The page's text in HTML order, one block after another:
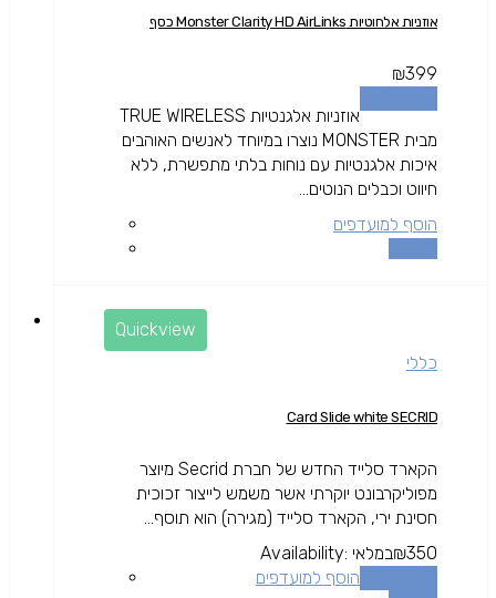
אוזניות אלחוטיות Monster Clarity HD AirLinks כסף
₪399
אוזניות אלגנטיות TRUE WIRELESS
מבית MONSTER נוצרו במיוחד לאנשים האוהבים
איכות אלגנטיות עם נוחות בלתי מתפשרת, ללא
חיווט וכבלים הנוטים...
הוסף למועדפים
Quickview
כללי
Card Slide white SECRID
הקארד סלייד החדש של חברת Secrid מיוצר
מפוליקרבונט יוקרתי אשר משמש לייצור זכוכית
חסינת ירי, הקארד סלייד (מגירה) הוא תוסף...
₪350
Availability: במלאי
הוסף למועדפים